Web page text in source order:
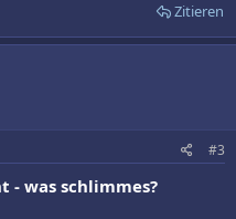
Zitieren
#3
- was schlimmes?